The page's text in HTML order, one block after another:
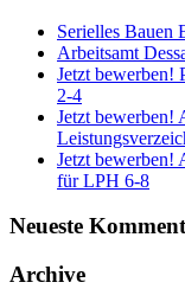
Serielles Bauen
Arbeitsamt
Jetzt
2-4
Jetzt
Jetzt
für LPH 6-8
Neueste
Archive